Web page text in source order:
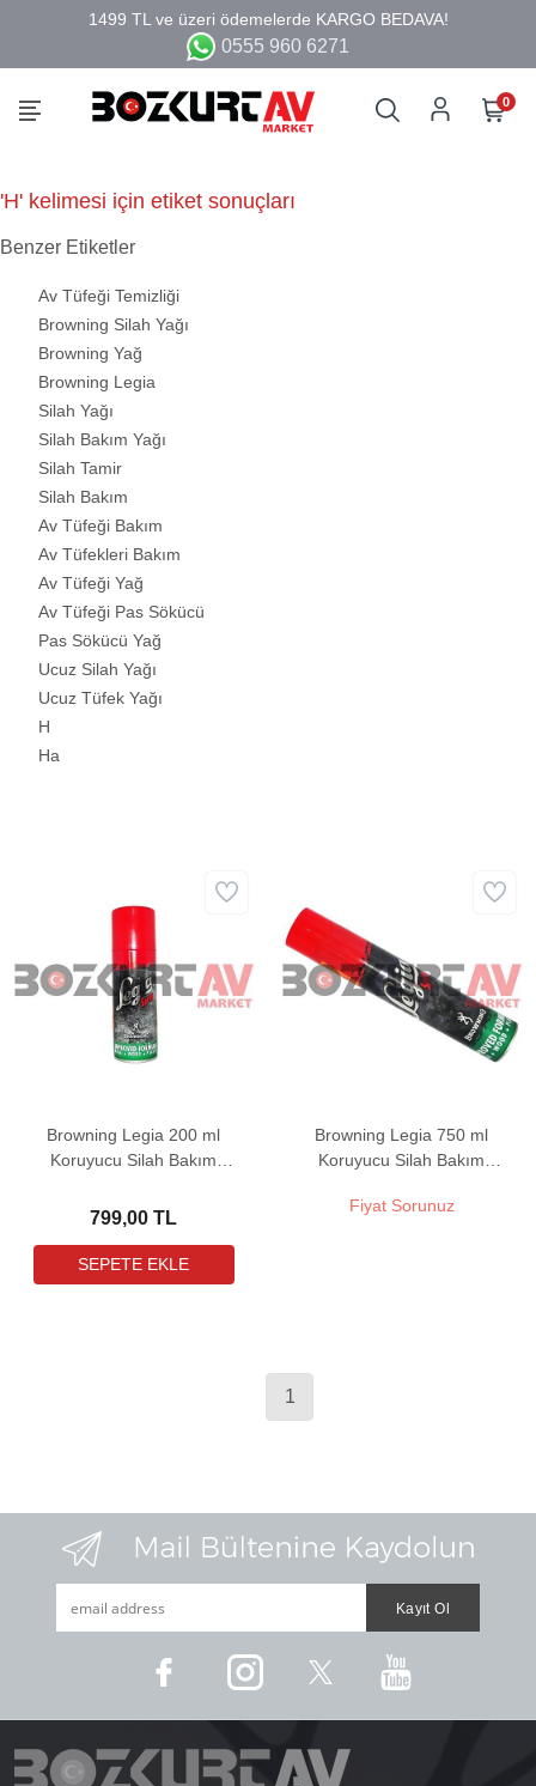
0555 960 6271
0
'H' kelimesi için etiket sonuçları
Benzer Etiketler
Av Tüfeği Temizliği
Browning Silah Yağı
Browning Yağ
Browning Legia
Silah Yağı
Silah Bakım Yağı
Silah Tamir
Silah Bakım
Av Tüfeği Bakım
Av Tüfekleri Bakım
Av Tüfeği Yağ
Av Tüfeği Pas Sökücü
Pas Sökücü Yağ
Ucuz Silah Yağı
Ucuz Tüfek Yağı
H
Ha
Browning Legia 200 ml
Koruyucu Silah Bakım
799,00 TL
Browning Legia 750 ml
Koruyucu Silah Bakım
Fiyat Sorunuz
1